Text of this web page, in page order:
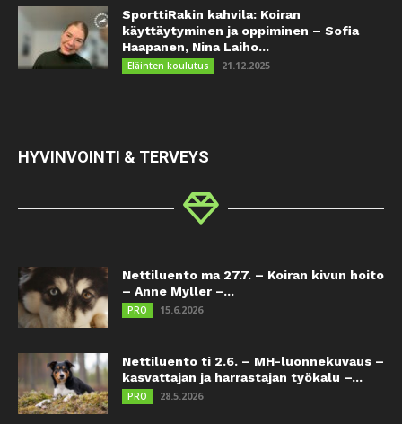
SporttiRakin kahvila: Koiran
käyttäytyminen ja oppiminen – Sofia
Haapanen, Nina Laiho...
Eläinten koulutus 21.12.2025
HYVINVOINTI & TERVEYS
Nettiluento ma 27.7. – Koiran kivun hoito
– Anne Myller –...
PRO 15.6.2026
Nettiluento ti 2.6. – MH-luonnekuvaus –
kasvattajan ja harrastajan työkalu –...
PRO 28.5.2026